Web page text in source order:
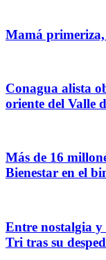
Mamá
Conagua alista
oriente del Valle
Más de 16
Bienestar en el
Entre nostalgia y
Tri tras su